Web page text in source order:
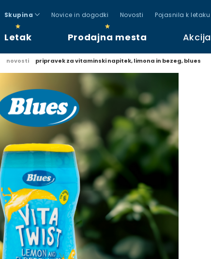
Skupina Novice in dogodki Novosti Pojasnila k letaku
Letak Prodajna mesta Akcija
novosti pripravek za vitaminski napitek, limona in bezeg, blues